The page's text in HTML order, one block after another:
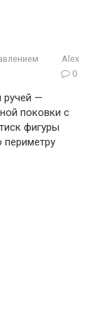
Alex
0
ручей —
поковки с
фигуры
периметру